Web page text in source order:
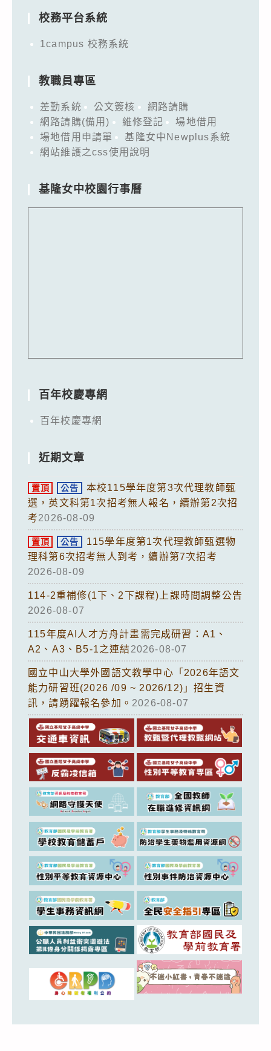
校務平台系統
1campus 校務系統
教職員專區
差勤系統 公文簽核
網路請購
網路請購(備用)
維修登記
場地借用
場地借用申請單
基隆女中Newplus系統
網站維護之css使用說明
基隆女中校園行事曆
百年校慶專網
百年校慶專網
近期文章
置頂 公告
本校115學年度第3次代理教師甄
選，英文科第1次招考無人報名，續辦第2次招
考2026-08-09
置頂 公告
115學年度第1次代理教師甄選物
理科第6次招考無人到考，續辦第7次招考
2026-08-09
114-2重補修(1下、2下課程)上課時間調整公告
2026-08-07
115年度AI人才方舟計畫需完成研習：A1、
A2、A3、B5-1之連結2026-08-07
國立中山大學外國語文教學中心「2026年語文
能力研習班(2026 /09 ~ 2026/12)」招生資
訊，請踴躍報名參加。 2026-08-07